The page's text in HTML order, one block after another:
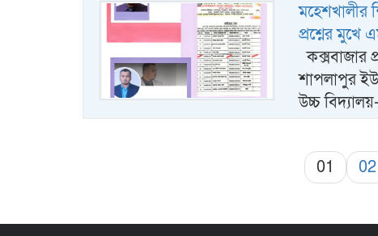
মহেশখালীর
প্রশ্নের মুখে
কক্সবাজার
শাপলাপুর
উচ্চ
01 02